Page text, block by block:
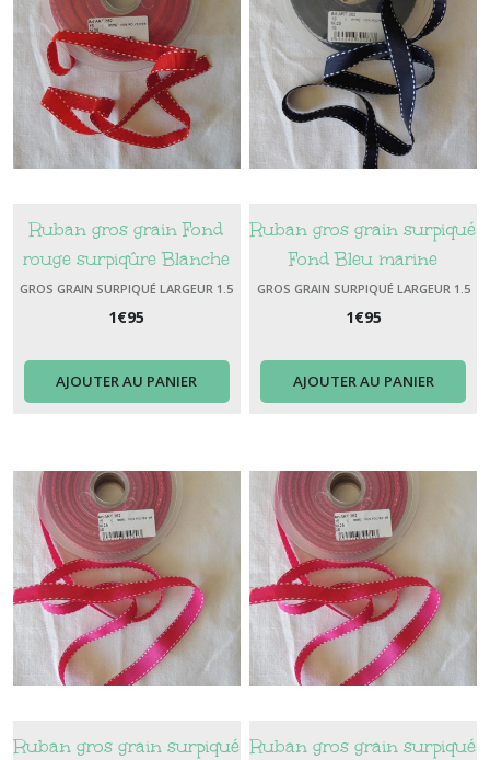
Ruban gros grain Fond
rouge surpiqûre Blanche
GROS GRAIN SURPIQUÉ LARGEUR 1.5
1€95
AJOUTER AU PANIER
Ruban gros grain surpiqué
Fond Bleu marine
Surpiqûre Blanche
Largeur 1.5 cm
GROS GRAIN SURPIQUÉ LARGEUR 1.5
1€95
AJOUTER AU PANIER
Ruban gros grain surpiqué Ruban gros grain surpiqué